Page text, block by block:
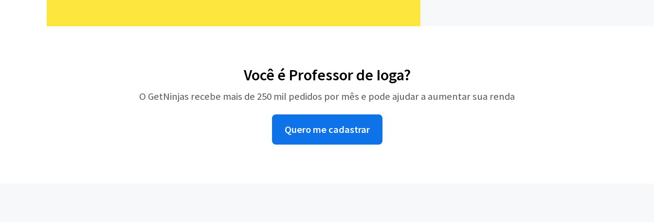
Você é Professor de Ioga?
O GetNinjas recebe mais de 250 mil pedidos por mês e pode ajudar a aumentar sua renda
Quero me cadastrar